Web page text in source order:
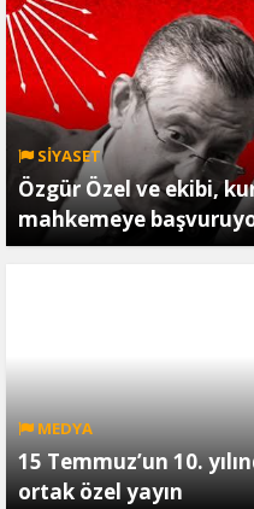
SİYASET
Özgür Özel ve ekibi,
mahkemeye
MEDYA
15 Temmuz’un 10.
ortak özel yayın